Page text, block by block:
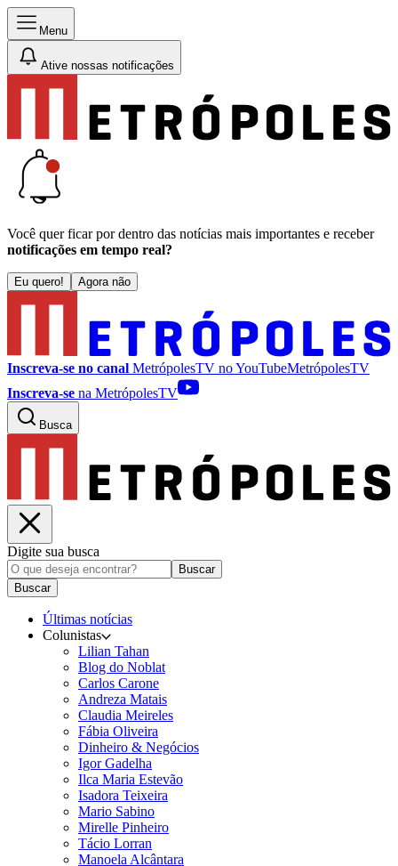
Menu
Ative nossas notificações
Você quer ficar por dentro das notícias mais importantes e receber
notificações em tempo real?
Eu quero! Agora não
Inscreva-se no canal MetrópolesTV noYouTubeMetrópolesTV
Inscreva-se na MetrópolesTV
Busca
Digite sua busca
Buscar
Buscar
Últimas notícias
Colunistas
Lilian Tahan
Blog do Noblat
Carlos Carone
Andreza Matais
Claudia Meireles
Fábia Oliveira
Dinheiro & Negócios
Igor Gadelha
Ilca Maria Estevão
Isadora Teixeira
Mario Sabino
Mirelle Pinheiro
Tácio Lorran
Manoela Alcântara